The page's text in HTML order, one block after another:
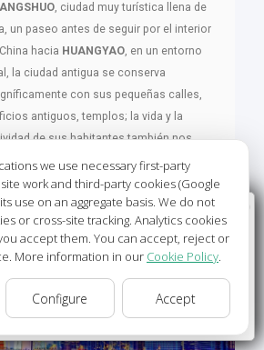
, ciudad muy turística llena de
un paseo antes de seguir por el interior
hacia HUANGYAO, en un entorno
la ciudad antigua se conserva
con sus pequeñas calles,
antiguos, templos; la vida y la
de sus habitantes también nos
a otra época. Tiempo para pasear.
nuestra ruta haciaCANTON-
al final del día-Vacations, your in the
international site of:
Vacaciones, está usted en el
sitio internacional de:
change/cambiar
we use necessary first-party
work and third-party cookies (Google
use on an aggregate basis. We do not
or cross-site tracking. Analytics cookies
accept them. You can accept, reject or
More information in our Cookie Policy.
Configure Accept